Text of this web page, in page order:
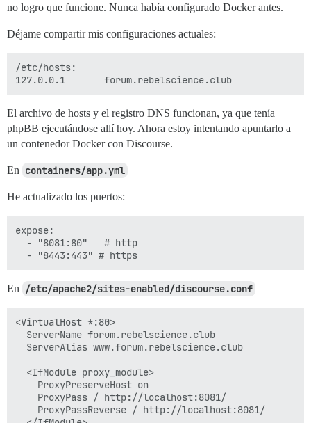
no logro que funcione. Nunca había configurado Docker antes.
Déjame compartir mis configuraciones actuales:
/etc/hosts:
El archivo de hosts y el registro DNS funcionan, ya que tenía
phpBB ejecutándose allí hoy. Ahora estoy intentando apuntarlo a
un contenedor Docker con Discourse.
En containers/app.yml
He actualizado los puertos:
expose:
  - "8081:80"   # http
En /etc/apache2/sites-enabled/discourse.conf
<VirtualHost *:80>
  ServerName forum.rebelscience.club
  ServerAlias www.forum.rebelscience.club
  <IfModule proxy_module>
    ProxyPreserveHost on
    ProxyPass / http://localhost:8081/
    ProxyPassReverse / http://localhost:8081/